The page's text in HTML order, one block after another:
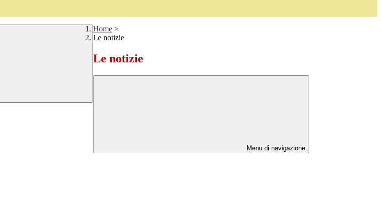
Home >
Le notizie
Le notizie
Menu di navigazione